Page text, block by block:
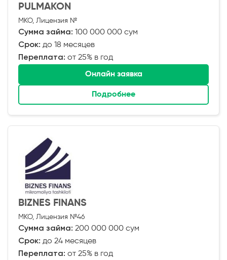
PULMAKON
МКО, Лицензия №
Сумма займа: 100 000 000 сум
Срок: до 18 месяцев
Переплата: от 25% в год
Онлайн заявка
Подробнее
BIZNES FINANS
МКО, Лицензия №46
Сумма займа: 200 000 000 сум
Срок: до 24 месяцев
Переплата: от 25% в год